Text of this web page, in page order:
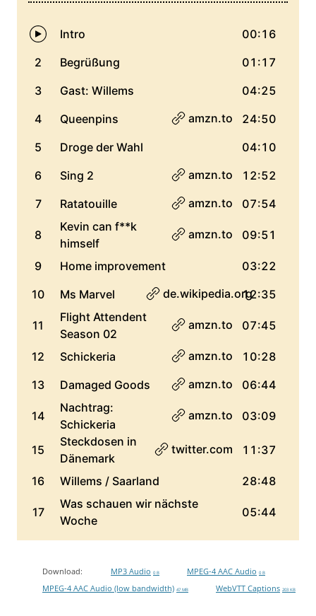
Download: MP3 Audio 0 B MPEG-4 AAC Audio 0 B
MPEG-4 AAC Audio (low bandwidth) 47 MB WebVTT Captions 203 KB